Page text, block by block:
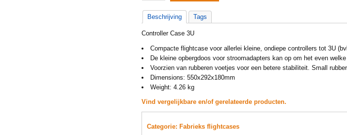
Beschrijving Tags
Controller Case 3U
Compacte flightcase voor allerlei kleine, ondiepe controllers tot 3U
De kleine opbergdoos voor stroomadapters kan op om het even
Voorzien van rubberen voetjes voor een betere stabiliteit. Small
Dimensions: 550x292x180mm
Weight: 4.26 kg
Vind vergelijkbare en/of gerelateerde producten.
Categorie: Fabrieks flightcases